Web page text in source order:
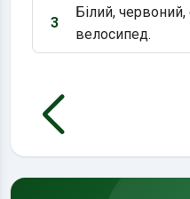
Варіант 3:
3
Білий, червоний,
велосипед.